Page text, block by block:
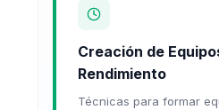
Creación de
Rendimiento
Técnicas para formar